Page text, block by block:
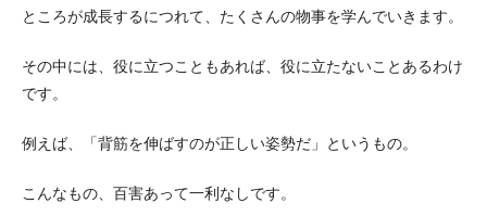
ところが成長するにつれて、たくさんの物事を学んでいきます。
その中には、役に立つこともあれば、役に立たないことあるわけ
です。
例えば、「背筋を伸ばすのが正しい姿勢だ」というもの。
こんなもの、百害あって一利なしです。